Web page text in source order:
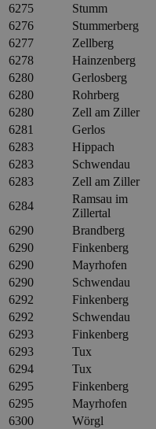
6275
Stumm
6276
Stummerberg
6277
Zellberg
6278
Hainzenberg
6280
Gerlosberg
6280
Rohrberg
6280
Zell am Ziller
6281
Gerlos
6283
Hippach
6283
Schwendau
6283
Zell am Ziller
6284
Ramsau im
Zillertal
6290
Brandberg
6290
Finkenberg
6290
Mayrhofen
6290
Schwendau
6292
Finkenberg
6292
Schwendau
6293
Finkenberg
6293
Tux
6294
Tux
6295
Finkenberg
6295
Mayrhofen
6300
Wörgl